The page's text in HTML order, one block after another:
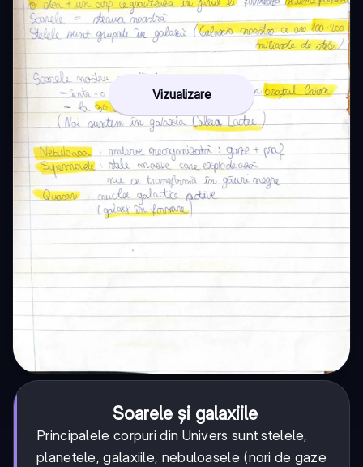
Vizualizare
Soarele și galaxiile
Principalele corpuri din Univers sunt stelele,
planetele, galaxiile, nebuloasele (nori de gaze